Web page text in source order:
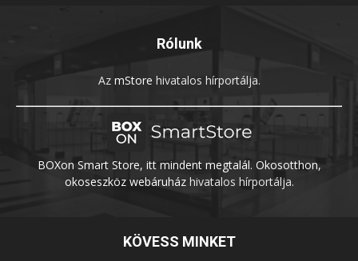
Rólunk
Az mStore hivatalos hírportálja.
BOXon Smart Store, itt mindent megtalál. Okosotthon,
okoseszköz webáruházhivatalos hírportálja.
KÖVESS MINKET